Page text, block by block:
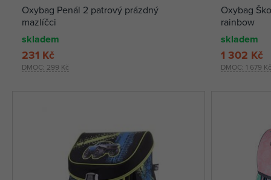
Oxybag Penál 2 patrový prázdný
mazlíčci
skladem
DMOC: 299 Kč
231 Kč
Oxybag
rainbow
skladem
DMOC: 1 679 Kč
1 302 Kč